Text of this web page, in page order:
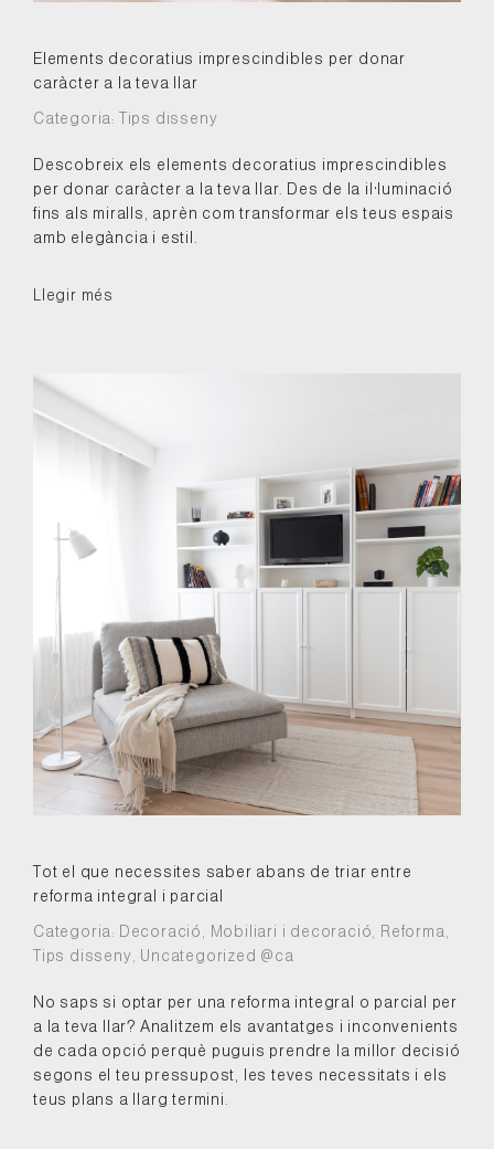
Elements decoratius imprescindibles per donar
caràcter a la teva llar
Categoria: Tips disseny
Descobreix els elements decoratius imprescindibles
per donar caràcter a la teva llar. Des de la il·luminació
fins als miralls, aprèn com transformar els teus espais
amb elegància i estil.
Llegir més
Tot el que necessites saber abans de triar entre
reforma integral i parcial
Categoria: Decoració Mobiliari i decoració Reforma
Tips disseny Uncategorized @ca
No saps si optar per una reforma integral o parcial per
a la teva llar? Analitzem els avantatges i inconvenients
de cada opció perquè puguis prendre la millor decisió
segons el teu pressupost, les teves necessitats i els
teus plans a llarg termini.